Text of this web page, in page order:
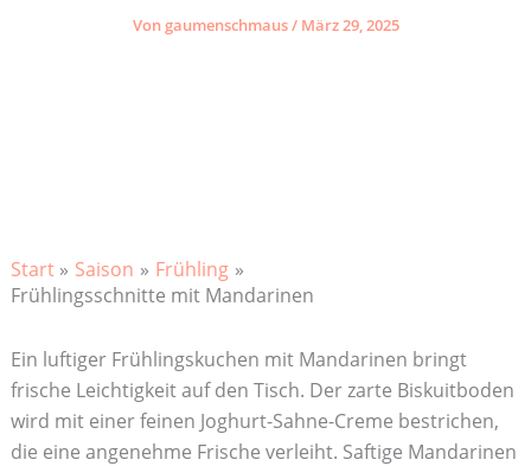
Vongaumenschmaus/ März 29, 2025
Start Saison
Frühling
Frühlingsschnitte mit Mandarinen
Ein luftiger Frühlingskuchen mit Mandarinen bringt
frische Leichtigkeit auf den Tisch. Der zarte Biskuitboden
wird mit einer feinen Joghurt-Sahne-Creme bestrichen,
die eine angenehme Frische verleiht. Saftige Mandarinen